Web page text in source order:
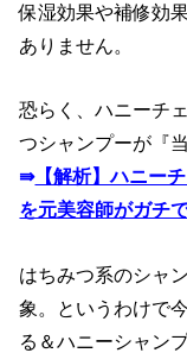
保湿効果や補修効
ありません。
恐らく、ハニーチ
つシャンプーが『
⇛【解析】ハニー
を元美容師がガチ
はちみつ系のシャ
象。というわけで
る＆ハニーシャン